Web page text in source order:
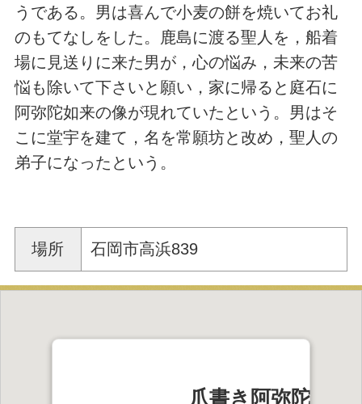
うである。男は喜んで小麦の餅を焼いてお礼
のもてなしをした。鹿島に渡る聖人を，船着
場に見送りに来た男が，心の悩み，未来の苦
悩も除いて下さいと願い，家に帰ると庭石に
阿弥陀如来の像が現れていたという。男はそ
こに堂宇を建て，名を常願坊と改め，聖人の
弟子になったという。
場所 石岡市高浜839
爪書き阿弥陀堂